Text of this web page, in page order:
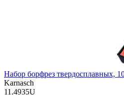
Набор борфрез твердосплавных,
Karnasch
11.4935U